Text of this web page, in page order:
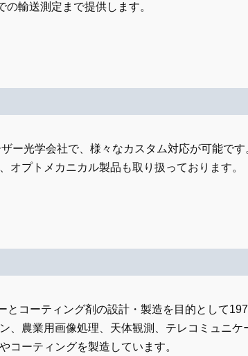
輸送測定まで提供します。
ー光学会社で、様々なカスタム対応が可能です
オプトメカニカル製品も取り扱っております。
コーティング剤の設計・製造を目的として
、農業用画像処理、天体観測、テレコミュニケ
コーティングを製造しています。